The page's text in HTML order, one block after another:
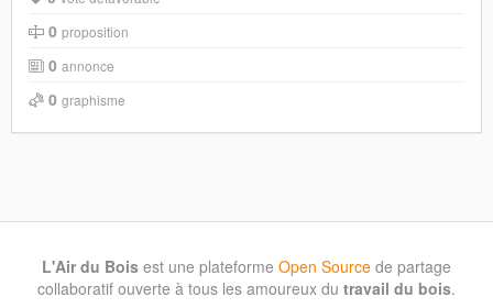
0 proposition
0 annonce
0 graphisme
L'Air du Bois est une plateforme Open Source de partage
collaboratif ouverte à tous les amoureux du travail du bois.